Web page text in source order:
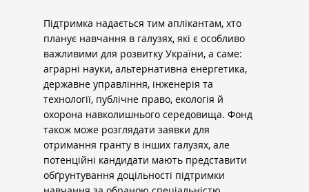
Підтримка надається тим аплікантам, хто
планує навчання в галузях, які є особливо
важливими для розвитку України, а саме:
аграрні науки, альтернативна енергетика,
державне управління, інженерія та
технології, публічне право, екологія й
охорона навколишнього середовища. Фонд
також може розглядати заявки для
отримання гранту в інших галузях, але
потенційні кандидати мають представити
обґрунтування доцільності підтримки